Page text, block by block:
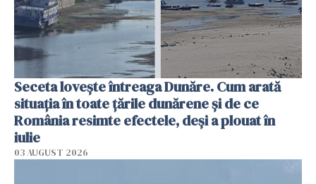
Seceta lovește întreaga Dunăre. Cum arată
situația în toate țările dunărene și de ce
România resimte efectele, deși a plouat în
iulie
03 AUGUST 2026